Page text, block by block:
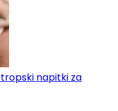
napitki za